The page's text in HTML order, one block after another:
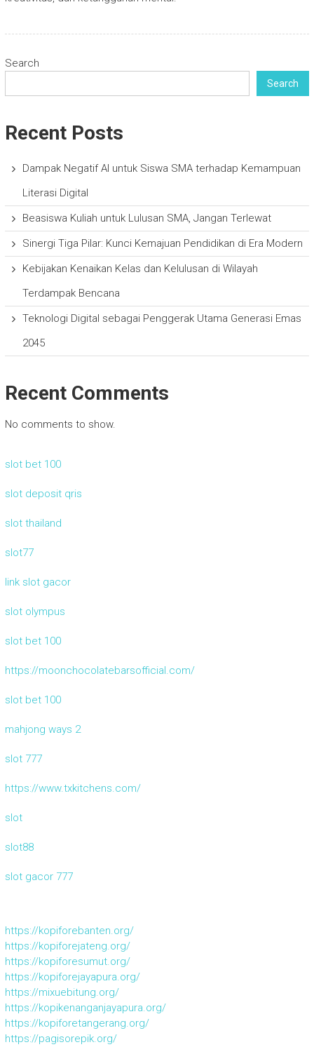
Search
Search
Recent Posts
Dampak Negatif AI untuk Siswa SMA terhadap Kemampuan
Literasi Digital
Beasiswa Kuliah untuk Lulusan SMA, Jangan Terlewat
Sinergi Tiga Pilar: Kunci Kemajuan Pendidikan di Era Modern
Kebijakan Kenaikan Kelas dan Kelulusan di Wilayah
Terdampak Bencana
Teknologi Digital sebagai Penggerak Utama Generasi Emas
2045
Recent Comments
No comments to show.
slot bet 100
slot deposit qris
slot thailand
slot77
link slot gacor
slot olympus
slot bet 100
https://moonchocolatebarsofficial.com/
slot bet 100
mahjong ways 2
slot 777
https://www.txkitchens.com/
slot
slot88
slot gacor 777
https://kopiforebanten.org/
https://kopiforejateng.org/
https://kopiforesumut.org/
https://kopiforejayapura.org/
https://mixuebitung.org/
https://kopikenanganjayapura.org/
https://kopiforetangerang.org/
https://pagisorepik.org/